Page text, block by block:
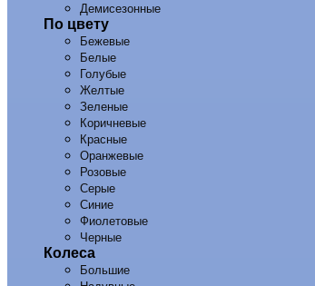
Демисезонные
По цвету
Бежевые
Белые
Голубые
Желтые
Зеленые
Коричневые
Красные
Оранжевые
Розовые
Серые
Синие
Фиолетовые
Черные
Колеса
Большие